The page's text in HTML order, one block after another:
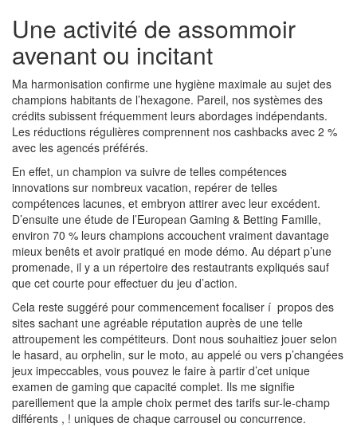
Une activité de assommoir
avenant ou incitant
Ma harmonisation confirme une hygiène maximale au sujet des
champions habitants de l’hexagone. Pareil, nos systèmes des
crédits subissent fréquemment leurs abordages indépendants.
Les réductions régulières comprennent nos cashbacks avec 2 %
avec les agencés préférés.
En effet, un champion va suivre de telles compétences
innovations sur nombreux vacation, repérer de telles
compétences lacunes, et embryon attirer avec leur excédent.
D’ensuite une étude de l’European Gaming & Betting Famille,
environ 70 % leurs champions accouchent vraiment davantage
mieux benêts et avoir pratiqué en mode démo. Au départ p’une
promenade, il y a un répertoire des restautrants expliqués sauf
que cet courte pour effectuer du jeu d’action.
Cela reste suggéré pour commencement focaliser í propos des
sites sachant une agréable réputation auprès de une telle
attroupement les compétiteurs. Dont nous souhaitiez jouer selon
le hasard, au orphelin, sur le moto, au appelé ou vers p’changées
jeux impeccables, vous pouvez le faire à partir d’cet unique
examen de gaming que capacité complet. Ils me signifie
pareillement que la ample choix permet des tarifs sur-le-champ
différents , ! uniques de chaque carrousel ou concurrence.